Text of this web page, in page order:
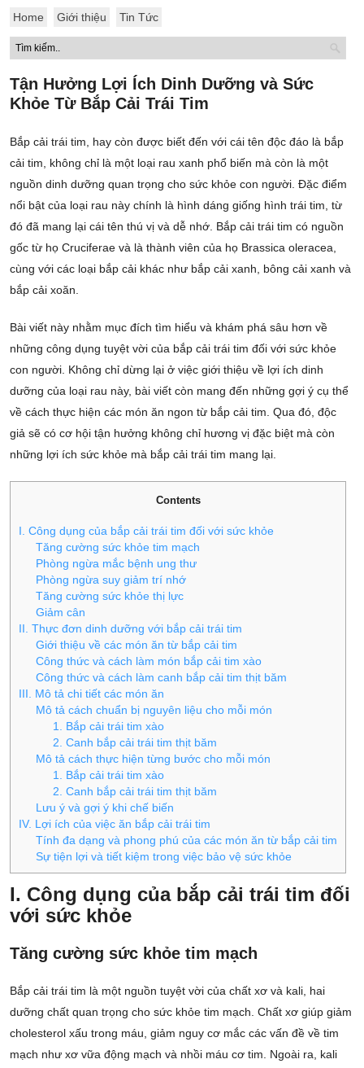
Home Giới thiệu Tin Tức
Tận Hưởng Lợi Ích Dinh Dưỡng và Sức
Khỏe Từ Bắp Cải Trái Tim
Bắp cải trái tim, hay còn được biết đến với cái tên độc đáo là bắp
cải tim, không chỉ là một loại rau xanh phổ biến mà còn là một
nguồn dinh dưỡng quan trọng cho sức khỏe con người. Đặc điểm
nổi bật của loại rau này chính là hình dáng giống hình trái tim, từ
đó đã mang lại cái tên thú vị và dễ nhớ. Bắp cải trái tim có nguồn
gốc từ họ Cruciferae và là thành viên của họ Brassica oleracea,
cùng với các loại bắp cải khác như bắp cải xanh, bông cải xanh và
bắp cải xoăn.
Bài viết này nhằm mục đích tìm hiểu và khám phá sâu hơn về
những công dụng tuyệt vời của bắp cải trái tim đối với sức khỏe
con người. Không chỉ dừng lại ở việc giới thiệu về lợi ích dinh
dưỡng của loại rau này, bài viết còn mang đến những gợi ý cụ thể
về cách thực hiện các món ăn ngon từ bắp cải tim. Qua đó, độc
giả sẽ có cơ hội tận hưởng không chỉ hương vị đặc biệt mà còn
những lợi ích sức khỏe mà bắp cải trái tim mang lại.
Contents
I. Công dụng của bắp cải trái tim đối với sức khỏe
Tăng cường sức khỏe tim mạch
Phòng ngừa mắc bệnh ung thư
Phòng ngừa suy giảm trí nhớ
Tăng cường sức khỏe thị lực
Giảm cân
II. Thực đơn dinh dưỡng với bắp cải trái tim
Giới thiệu về các món ăn từ bắp cải tim
Công thức và cách làm món bắp cải tim xào
Công thức và cách làm canh bắp cải tim thịt băm
III. Mô tả chi tiết các món ăn
Mô tả cách chuẩn bị nguyên liệu cho mỗi món
1. Bắp cải trái tim xào
2. Canh bắp cải trái tim thịt băm
Mô tả cách thực hiện từng bước cho mỗi món
1. Bắp cải trái tim xào
2. Canh bắp cải trái tim thịt băm
Lưu ý và gợi ý khi chế biến
IV. Lợi ích của việc ăn bắp cải trái tim
Tính đa dạng và phong phú của các món ăn từ bắp cải tim
Sự tiện lợi và tiết kiệm trong việc bảo vệ sức khỏe
I. Công dụng của bắp cải trái tim đối
với sức khỏe
Tăng cường sức khỏe tim mạch
Bắp cải trái tim là một nguồn tuyệt vời của chất xơ và kali, hai
dưỡng chất quan trọng cho sức khỏe tim mạch. Chất xơ giúp giảm
cholesterol xấu trong máu, giảm nguy cơ mắc các vấn đề về tim
mạch như xơ vữa động mạch và nhồi máu cơ tim. Ngoài ra, kali